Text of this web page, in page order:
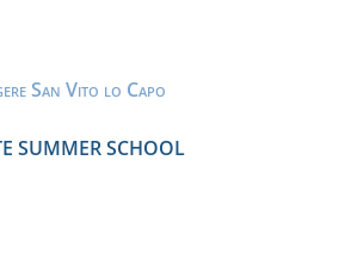
San Vito lo Capo
SUMMER SCHOOL